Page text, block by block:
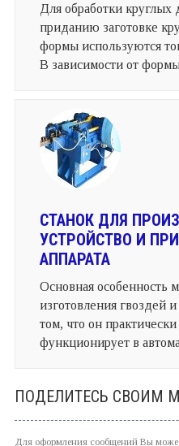
Для обработки
приданию заготовке
формы используются
В зависимости от
СТАНОК ДЛЯ
УСТРОЙСТВО И
АППАРАТА
Основная особенность
изготовления гвоздей
том, что он
функционирует в
ПОДЕЛИТЕСЬ СВОИМ
Для оформления сообщений Вы